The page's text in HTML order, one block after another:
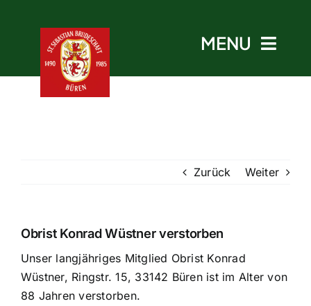
MENU
Bruderschaft
Zurück Weiter
Obrist Konrad Wüstner verstorben
Unser langjähriges Mitglied Obrist Konrad
Wüstner, Ringstr. 15, 33142 Büren ist im Alter von
88 Jahren verstorben.